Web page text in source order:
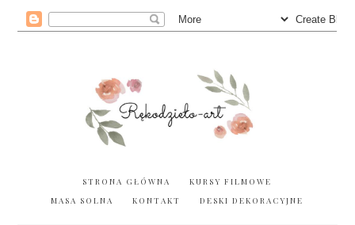
STRONA GŁÓWNA
KURSY FILMOWE
MASA SOLNA
KONTAKT DESKI DEKORACYJNE